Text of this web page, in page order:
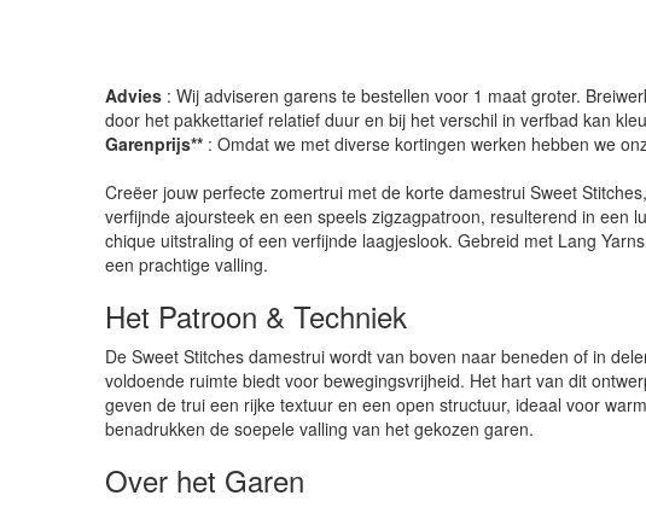
Advies : Wij adviseren garens te bestellen voor 1 maat groter.
door het pakkettarief relatief duur en bij het verschil in verfbad kan
Garenprijs** : Omdat we met diverse kortingen werken hebben we
Creëer jouw perfecte zomertrui met de korte damestrui Sweet
verfijnde ajoursteek en een speels zigzagpatroon, resulterend in een
chique uitstraling of een verfijnde laagjeslook. Gebreid met Lang
een prachtige valling.
Het Patroon & Techniek
De Sweet Stitches damestrui wordt van boven naar beneden of in
voldoende ruimte biedt voor bewegingsvrijheid. Het hart van dit
geven de trui een rijke textuur en een open structuur, ideaal voor
benadrukken de soepele valling van het gekozen garen.
Over het Garen